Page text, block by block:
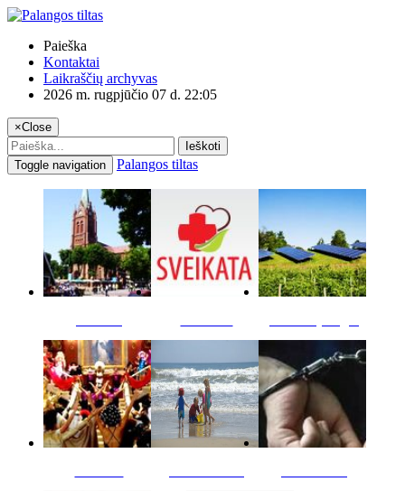
Paieška
Kontaktai
Laikraščių archyvas
2026 m. rugpjūčio 07 d. 22:05
×Close
Ieškoti
Toggle navigation
Palangos tiltas